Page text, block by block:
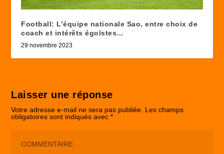
Football: L’équipe nationale Sao, entre choix de
coach et intérêts égoïstes…
29 novembre 2023
Laisser une réponse
Votre adresse e-mail ne sera pas publiée. Les champs
obligatoires sont indiqués avec*